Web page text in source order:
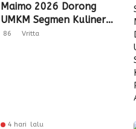
Maimo 2026 Dorong
UMKM Segmen Kuliner
Perluas Akses Pasar
86 Vritta
4 hari lalu